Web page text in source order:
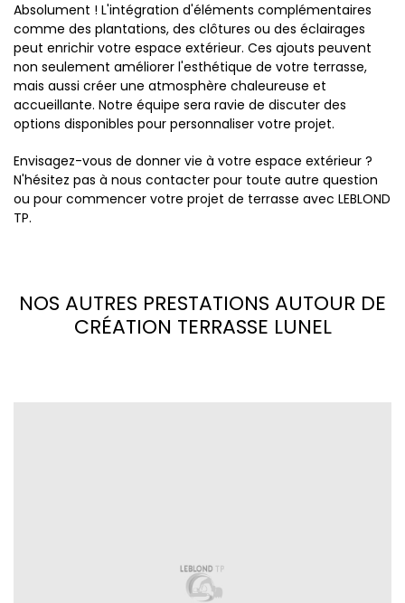
Absolument ! L'intégration d'éléments complémentaires
comme des plantations, des clôtures ou des éclairages
peut enrichir votre espace extérieur. Ces ajouts peuvent
non seulement améliorer l'esthétique de votre terrasse,
mais aussi créer une atmosphère chaleureuse et
accueillante. Notre équipe sera ravie de discuter des
options disponibles pour personnaliser votre projet.
Envisagez-vous de donner vie à votre espace extérieur ?
N'hésitez pas à nous contacter pour toute autre question
ou pour commencer votre projet de terrasse avec LEBLOND
TP.
NOS AUTRES PRESTATIONS AUTOUR DE
CRÉATION TERRASSE LUNEL